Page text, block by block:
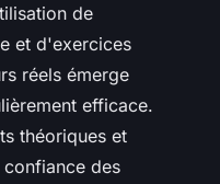
de
et d'exercices
réels émerge
efficace.
théoriques et
des